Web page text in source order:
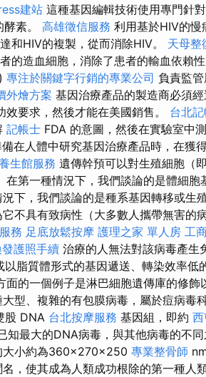
建站 這種基因編輯技術使用專門針
酵素。 高雄徵信服務 利用基於HIV的慢
和HIV的複製，從而消除HIV。 天母整
的造血細胞，消除了患者的輸血依賴
專注於關鍵字行銷的專業公司 負責監
外燴方案 基因治療產品的製造商必須
效要求，然後才能在美國銷售。 台北
記帳士 FDA 的意圖，然後在實驗室中
在人體中研究基因治療產品時，在獲
生館服務 遺傳幹預可以對生殖細胞（
第一種情況下，我們談論的是體細胞
下，我們談論的是種系基因轉移或生
不具有致病性（大多數人攜帶無害的
務 足底放鬆按摩 護理之家 單人房 工
護照手續 治療的人無法對該病毒產生
脂質體形式的基因遞送、轉染效率低
的一個例子是淋巴細胞遺傳庫的修飾
型、複雜的有包膜病毒，屬於痘病毒
股 DNA 台北按摩服務 基因組，即約
知最大的DNA病毒，與其他病毒的不
大小約為360×270×250 專業整骨師
，使其成為人類成功根除的第一種人